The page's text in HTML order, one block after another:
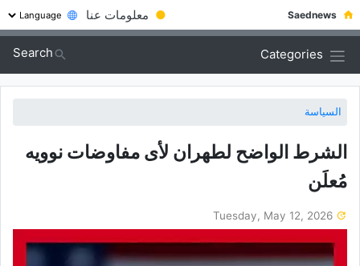
Saednews
● معلومات عنا
Categories
Search
السياسة
الشرط الواضح لطهران لأی مفاوضات نوویه
مُعلَن